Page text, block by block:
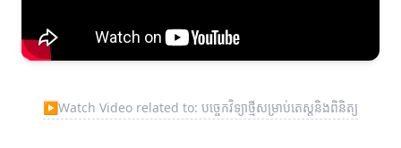
▶Watch Video related to: បច្ចេកវិទ្យាថ្មីសម្រាប់តេស្តនិងពិនិត្យ